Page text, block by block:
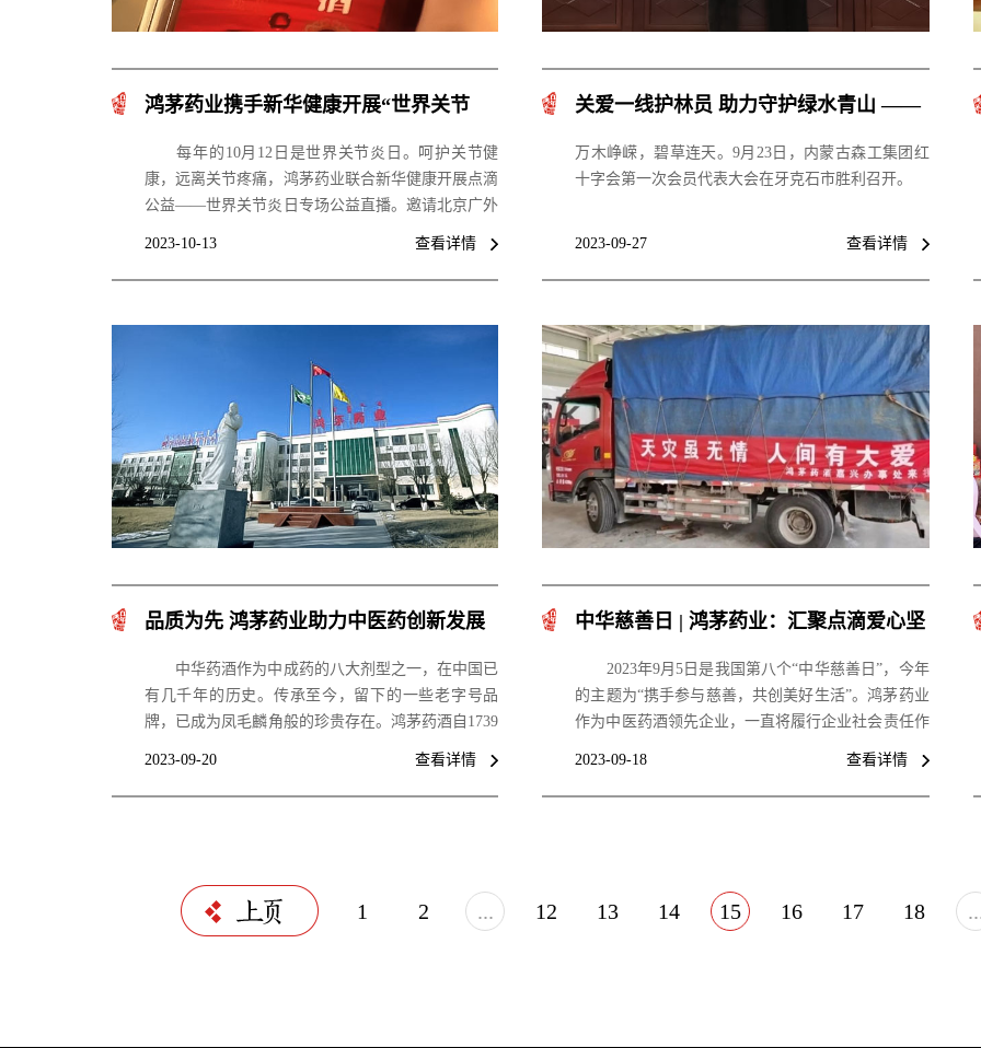
鸿茅药业携手新华健康开展“世界关节
每年的10月12日是世界关节炎日。呵护关节健
康，远离关节疼痛，鸿茅药业联合新华健康开展点滴
公益——世界关节炎日专场公益直播。邀请北京广外
医院骨伤科主任奚向宇为大家解答关节炎相关知识。
查看详情
2023-10-13
关爱一线护林员 助力守护绿水青山 ——
万元鸿茅药酒
万木峥嵘，碧草连天。9月23日，内蒙古森工集团红
十字会第一次会员代表大会在牙克石市胜利召开。
查看详情
2023-09-27
品质为先 鸿茅药业助力中医药创新发展
中华药酒作为中成药的八大剂型之一，在中国已
有几千年的历史。传承至今，留下的一些老字号品
牌，已成为凤毛麟角般的珍贵存在。鸿茅药酒自1739
年创始至今，已有近300年的历史，2014年被评为国
的不断完善的背景下，鸿茅药业作为中医药酒代表企
查看详情
2023-09-20
中华慈善日 | 鸿茅药业：汇聚点滴爱心坚
2023年9月5日是我国第八个“中华慈善日”，今年
的主题为“携手参与慈善，共创美好生活”。鸿茅药业
作为中医药酒领先企业，一直将履行企业社会责任作
为自身经营的重要内容之ー。乡村振兴、生态环保、
心，民之关切的社会问题，鸿茅药业都以实际行动回
查看详情
2023-09-18
1 2 ... 12 13 14 15 16 17 18